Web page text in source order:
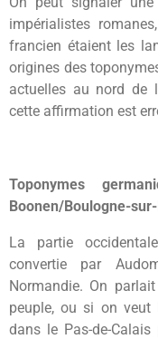
impérialistes
francien étaient les
origines des
actuelles au nord de
cette affirmation est
Toponymes
Boonen/Boulogne-
La partie
convertie par
Normandie. On
peuple, ou si on veut
dans le Pas-de-